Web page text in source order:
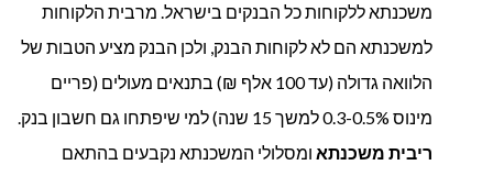
משכנתא ללקוחות כל הבנקים בישראל. מרבית הלקוחות
למשכנתא הם לא לקוחות הבנק, ולכן הבנק מציע הטבות של
הלוואה גדולה (עד 100 אלף ₪) בתנאים מעולים (פריים
מינוס 0.3-0.5% למשך 15 שנה) למי שיפתחו גם חשבון בנק.
ריבית משכנתא ומסלולי המשכנתא נקבעים בהתאם